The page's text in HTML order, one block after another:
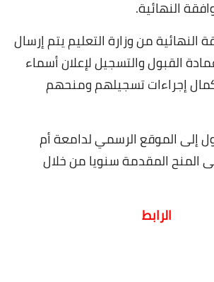
النهائية.
النهائية من وزارة التعليم يتم إرسال
القبول والتسجيل لإعلان أسماء
إجراءات تسجيلهم ومنحهم
إلى الموقع الرسمي لدامعة أم
المنح المقدمة سنويا من خلال